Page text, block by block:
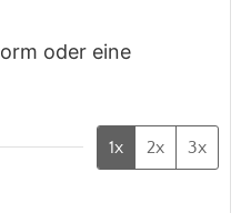
oder eine
1x 2x 3x